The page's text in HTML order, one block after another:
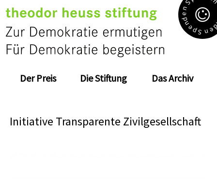
Der Preis Die Stiftung Das Archiv
S
p
e
n
d
e
n
S
e
n
Initiative Transparente Zivilgesellschaft